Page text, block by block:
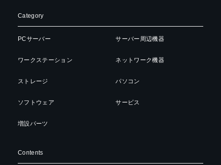
Category
PCサーバー
ワークステーション
ストレージ
ソフトウェア
増設パーツ
サーバー周辺機器
ネットワーク機器
パソコン
サービス
Contents